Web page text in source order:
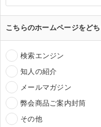
こちらのホームページをど
検索エンジン
知人の紹介
メールマガジン
弊会商品ご案内封筒
その他